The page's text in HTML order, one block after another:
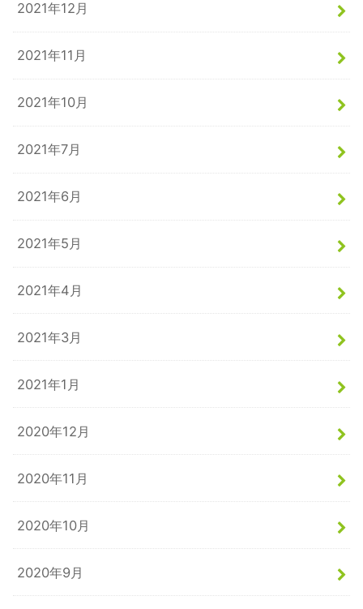
2021年12月
2021年11月
2021年10月
2021年7月
2021年6月
2021年5月
2021年4月
2021年3月
2021年1月
2020年12月
2020年11月
2020年10月
2020年9月